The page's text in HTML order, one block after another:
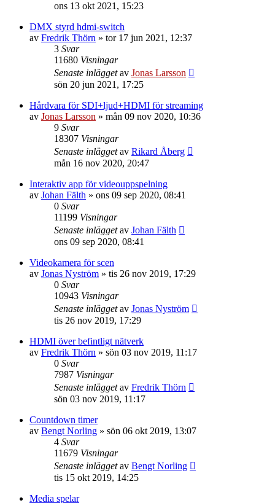
ons 13 okt 2021, 15:23
DMX styrd hdmi-switch
av Fredrik Thörn » tor 17 jun 2021, 12:37
3 Svar
11680 Visningar
Senaste inläggetav Jonas Larsson
sön 20 jun 2021, 17:25
Hårdvara för SDI+ljud+HDMI för streaming
av Jonas Larsson » mån 09 nov 2020, 10:36
9 Svar
18307 Visningar
Senaste inläggetav Rikard Åberg
mån 16 nov 2020, 20:47
Interaktiv app för videouppspelning
av Johan Fälth » ons 09 sep 2020, 08:41
0 Svar
11199 Visningar
Senaste inläggetav Johan Fälth
ons 09 sep 2020, 08:41
Videokamera för scen
av Jonas Nyström » tis 26 nov 2019, 17:29
0 Svar
10943 Visningar
Senaste inläggetav Jonas Nyström
tis 26 nov 2019, 17:29
HDMI över befintligt nätverk
av Fredrik Thörn » sön 03 nov 2019, 11:17
0 Svar
7987 Visningar
Senaste inläggetav Fredrik Thörn
sön 03 nov 2019, 11:17
Countdown timer
av Bengt Norling » sön 06 okt 2019, 13:07
4 Svar
11679 Visningar
Senaste inläggetav Bengt Norling
tis 15 okt 2019, 14:25
Media spelar